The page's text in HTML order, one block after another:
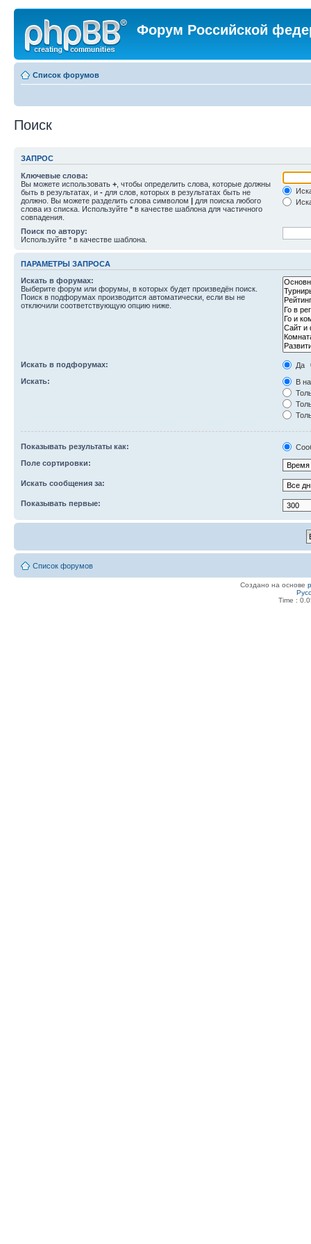
Форум Российской
Список форумов
Поиск
ЗАПРОС
Ключевые слова:
Вы можете использовать + , чтобы определить слова, которые должны
быть в результатах, и - для слов, которых в результатах быть не
должно. Вы можете разделить слова символом | для поиска любого
слова из списка. Используйте * в качестве шаблона для частичного
совпадения.
Поиск по автору:
Используйте * в качестве шаблона.
ПАРАМЕТРЫ ЗАПРОСА
Искать в форумах:
Выберите форум или форумы, в которых будет произведён поиск.
Поиск в подфорумах производится автоматически, если вы не
отключили соответствующую опцию ниже.
Искать в подфорумах:
Да
Искать:
В
Показывать результаты как:
Поле сортировки:
Искать сообщения за:
Показывать первые:
Список форумов
Создано на основе
Time :